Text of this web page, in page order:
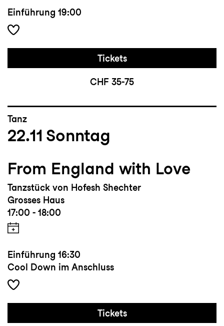
Einführung 19:00
Tickets
CHF 35-75
Tanz
22.11 Sonntag
From England with Love
Tanzstück von Hofesh Shechter
Grosses Haus
17:00 - 18:00
Einführung 16:30
Cool Down im Anschluss
Tickets